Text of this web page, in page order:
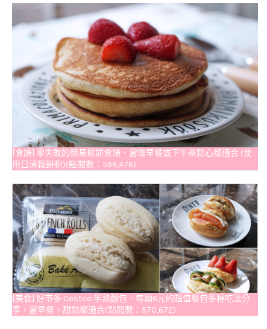
[食譜] 零失敗的簡易鬆餅食譜．當做早餐或下午茶點心都適合 (使
用日清鬆餅粉)(點閱數：599,476)
[美食] 好市多 Costco 半熟麵包．每顆6元的超值餐包多種吃法分
享，當早餐、甜點都適合(點閱數：570,672)